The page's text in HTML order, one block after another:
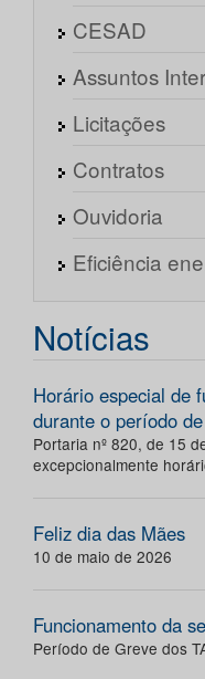
CESAD
Assuntos
Licitações
Contratos
Ouvidoria
Eficiência
Notícias
Horário especial de
durante o período
Portaria nº 820, de 15
excepcionalmente
Feliz dia das Mães
10 de maio de 2026
Funcionamento da
Período de Greve dos